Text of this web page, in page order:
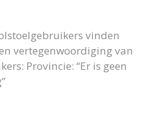
vinden
vertegenwoordiging van
Provincie: “Er is geen